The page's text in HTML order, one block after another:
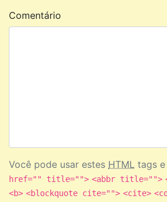
Comentário
Você pode usar estes HTML tags
href="" title=""> <abbr title="">
<b> <blockquote cite=""> <cite>